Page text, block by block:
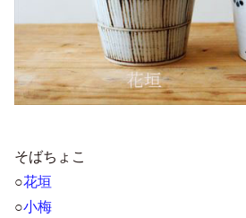
そばちょこ
○花垣
○小梅